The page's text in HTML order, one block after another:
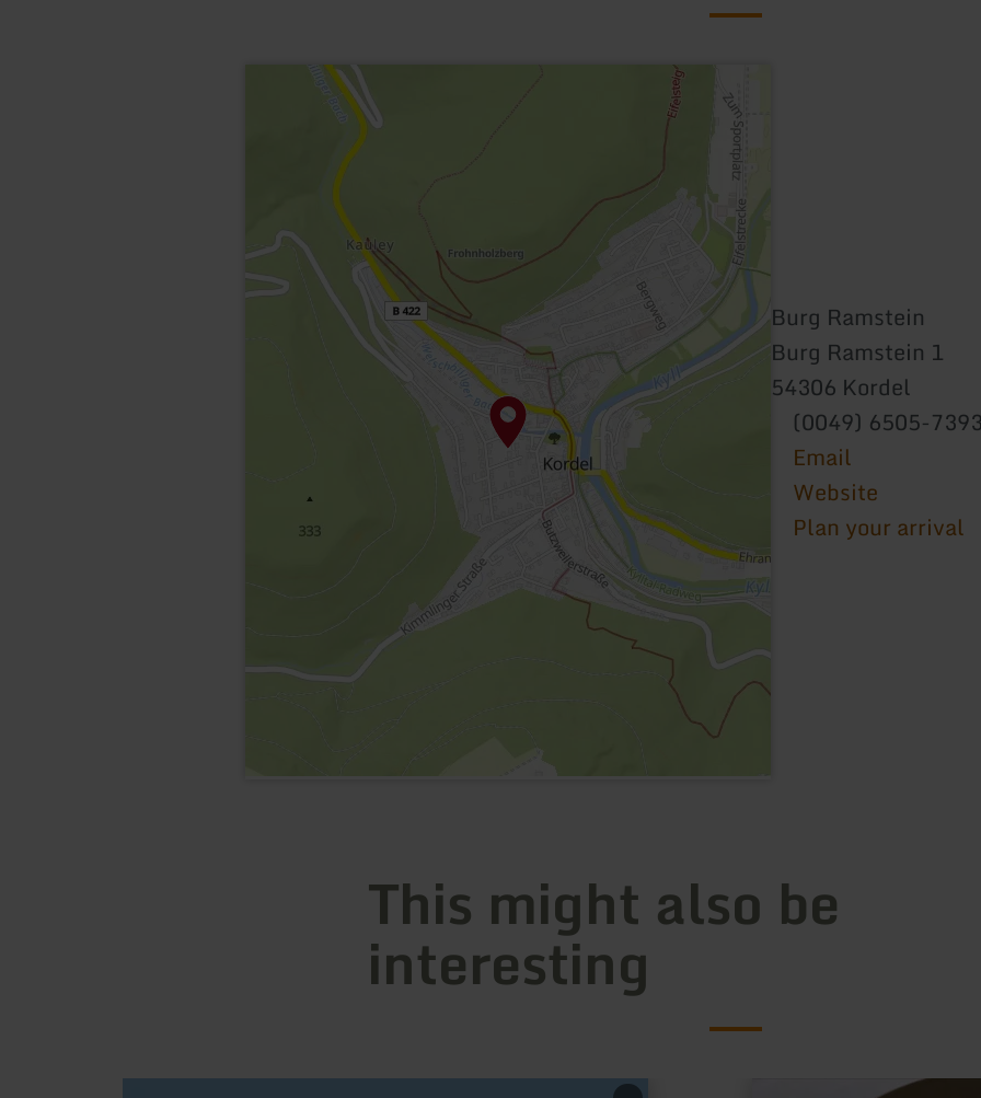
Burg Ramstein
Burg Ramstein 1
54306 Kordel
(0049) 6505-
Email
Website
Plan your arrival
This might also be
interesting